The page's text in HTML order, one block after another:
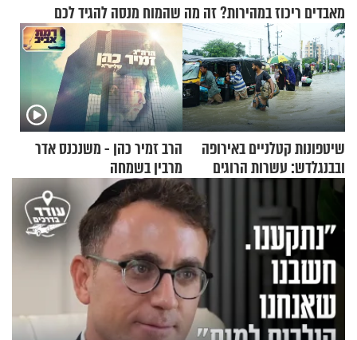
מאבדים ריכוז במהירות? זה מה שהמוח מנסה להגיד לכם
שיטפונות קטלניים באירופה
ובבנגלדש: עשרות הרוגים
ומיליון נפגעים
הרב זמיר כהן - משנכנס אדר
מרבין בשמחה